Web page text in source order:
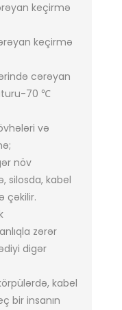
keçirmə
keçirmə
cərəyan
70 ℃
və
növ
silosda, kabel
çəkilir.
zərər
digər
kabel
bir insanın